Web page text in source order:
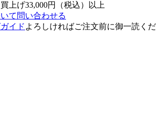
上げ33,000円（税込）以上
て問い合わせる
イド よろしければご注文前に御一読く